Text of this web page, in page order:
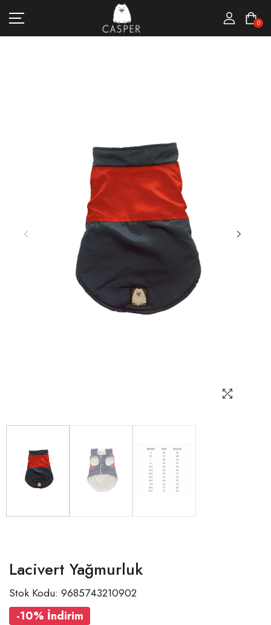
0
MARKALAR
Lacivert Yağmurluk
Stok Kodu: 9685743210902
-10% İndirim